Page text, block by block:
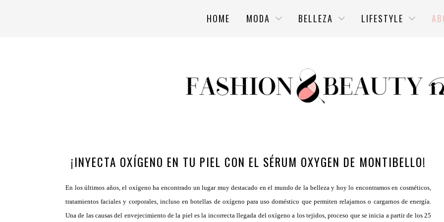
HOME MODA BELLEZA LIFESTYLE
¡INYECTA OXÍGENO EN TU PIEL CON EL SÉRUM OXYGEN DE MONTIBELLO!
En los últimos años, el oxígeno ha encontrado un lugar muy destacado en el mundo de la belleza y hoy lo encontramos en cosméticos,
tratamientos faciales y corporales, incluso en botellas de oxígeno para uso doméstico que permiten relajarnos o cargarnos de energía.
Una de las causas del envejecimiento de la piel es la incorrecta llegada del oxígeno a los tejidos, proceso que se inicia a partir de los 25